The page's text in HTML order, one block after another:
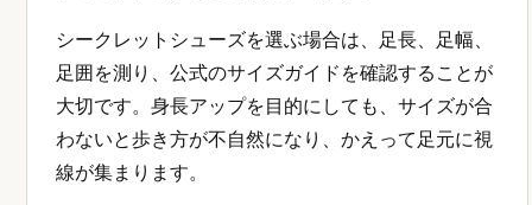
シークレットシューズを選ぶ場合は、足長、足幅、
足囲を測り、公式のサイズガイドを確認することが
大切です。身長アップを目的にしても、サイズが合
わないと歩き方が不自然になり、かえって足元に視
線が集まります。